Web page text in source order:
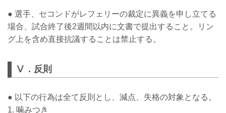
● 選手、セコンドがレフェリーの裁定に異義を申し立てる
場合、試合終了後2週間以内に文書で提出すること。リン
グ上を含め直接抗議することは禁止する。
Ⅴ．反則
● 以下の行為は全て反則とし、減点、失格の対象となる。
1. 噛みつき